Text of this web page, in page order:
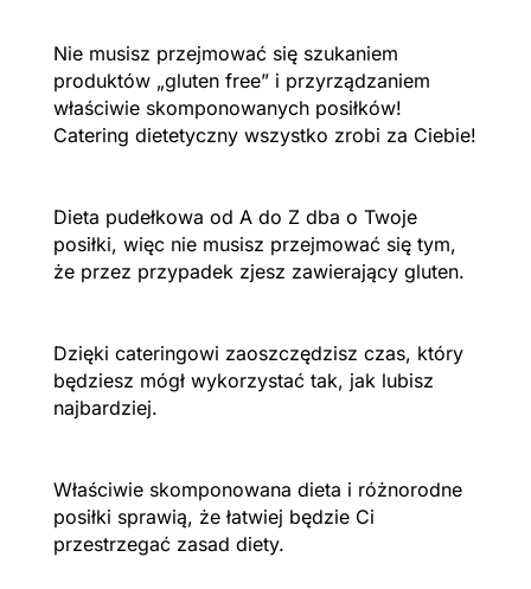
Nie musisz przejmować się szukaniem
produktów „gluten free” i przyrządzaniem
właściwie skomponowanych posiłków!
Catering dietetyczny wszystko zrobi za Ciebie!
Dieta pudełkowa od A do Z dba o Twoje
posiłki, więc nie musisz przejmować się tym,
że przez przypadek zjesz zawierający gluten.
Dzięki cateringowi zaoszczędzisz czas, który
będziesz mógł wykorzystać tak, jak lubisz
najbardziej.
Właściwie skomponowana dieta i różnorodne
posiłki sprawią, że łatwiej będzie Ci
przestrzegać zasad diety.